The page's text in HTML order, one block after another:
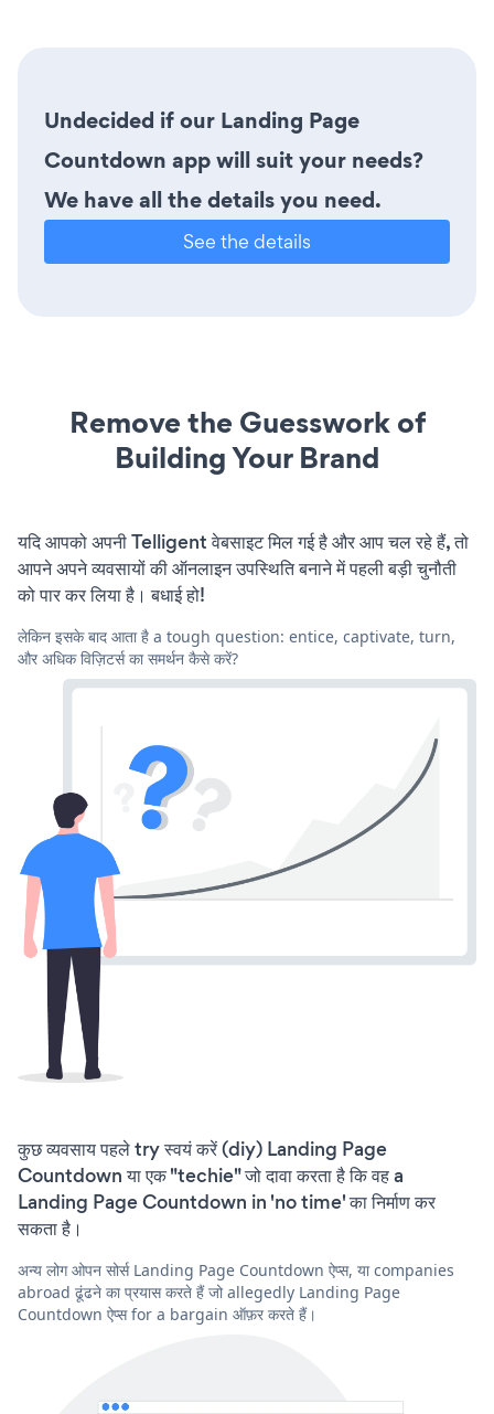
Undecided if our Landing Page
Countdown app will suit your needs?
We have all the details you need.
See the details
Remove the Guesswork of
Building Your Brand
यदि आपको अपनी Telligent वेबसाइट मिल गई है और आप चल रहे हैं, तो
आपने अपने व्यवसायों की ऑनलाइन उपस्थिति बनाने में पहली बड़ी चुनौती
को पार कर लिया है। बधाई हो!
लेकिन इसके बाद आता है a tough question: entice, captivate, turn,
और अधिक विज़िटर्स का समर्थन कैसे करें?
कुछ व्यवसाय पहले try स्वयं करें (diy) Landing Page
Countdown या एक "techie" जो दावा करता है कि वह a
Landing Page Countdown in 'no time' का निर्माण कर
सकता है।
अन्य लोग ओपन सोर्स Landing Page Countdown ऐप्स, या companies
abroad ढूंढने का प्रयास करते हैं जो allegedly Landing Page
Countdown ऐप्स for a bargain ऑफ़र करते हैं।